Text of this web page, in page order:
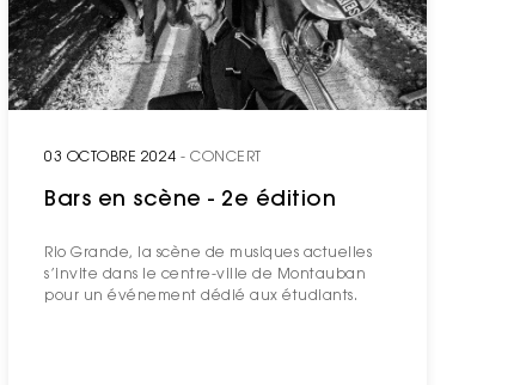
03 OCTOBRE 2024- CONCERT
Bars en scène - 2e édition
Rio Grande, la scène de musiques actuelles
s’invite dans le centre-ville de Montauban
pour un événement dédié aux étudiants.